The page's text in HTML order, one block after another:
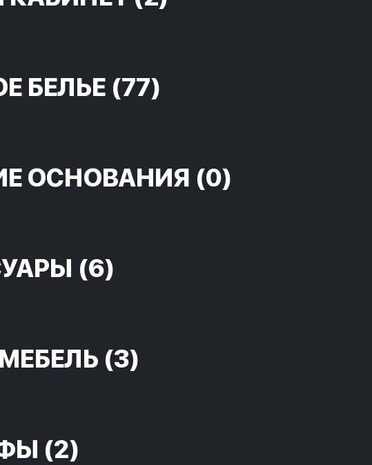
БЕЛЬЕ (77)
ОСНОВАНИЯ (0)
(6)
(3)
(2)